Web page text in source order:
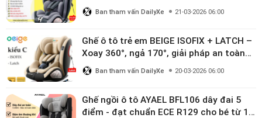
Ban tham vấn DailyXe 21-03-2026 06:00
Ghế ô tô trẻ em BEIGE ISOFIX + LATCH –
Xoay 360°, ngả 170°, giải pháp an toàn
linh hoạt cho bé 0–10 tuổi
Ban tham vấn DailyXe 20-03-2026 06:00
Ghế ngồi ô tô AYAEL BFL106 dây đai 5
điểm - đạt chuẩn ECE R129 cho bé từ 1–